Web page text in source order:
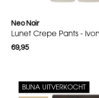
Neo Noir
Lunet Crepe Pants -
69,95
BIJNA UITVERKOCHT